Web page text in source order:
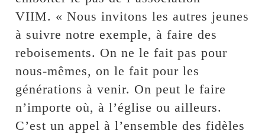
VIIM. « Nous invitons les autres jeunes
à suivre notre exemple, à faire des
reboisements. On ne le fait pas pour
nous-mêmes, on le fait pour les
générations à venir. On peut le faire
n’importe où, à l’église ou ailleurs.
C’est un appel à l’ensemble des fidèles